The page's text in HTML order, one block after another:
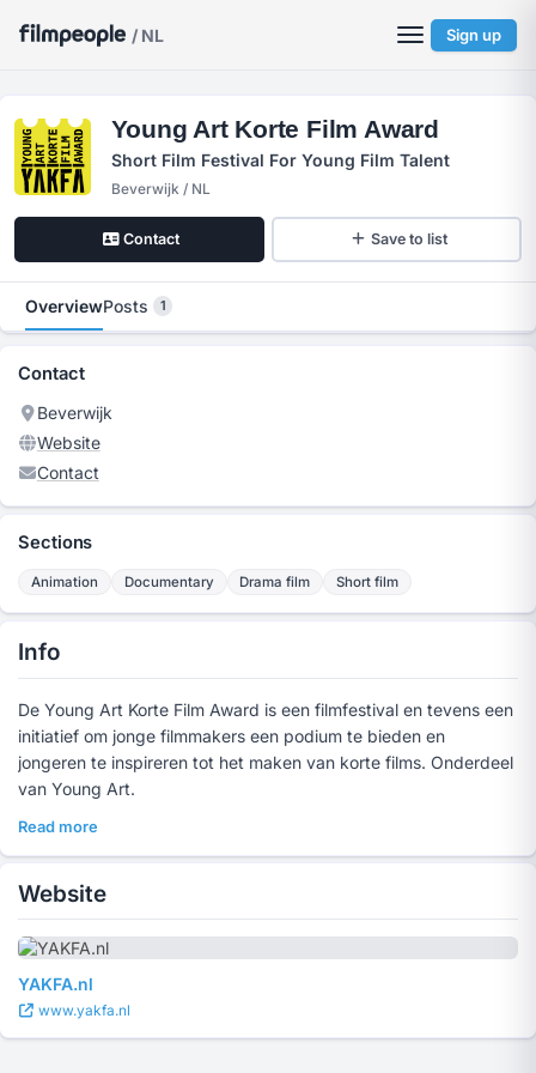
/ NL Sign up
Young Art Korte Film Award
Short Film Festival For Young Film Talent
Beverwijk / NL
Contact Save to list
OverviewPosts 1
Contact
Beverwijk
Website
Contact
Sections
Animation Documentary Drama film Short film
Info
De Young Art Korte Film Award is een filmfestival en tevens een
initiatief om jonge filmmakers een podium te bieden en
jongeren te inspireren tot het maken van korte films. Onderdeel
van Young Art.
Read more
Website
YAKFA.nl
www.yakfa.nl